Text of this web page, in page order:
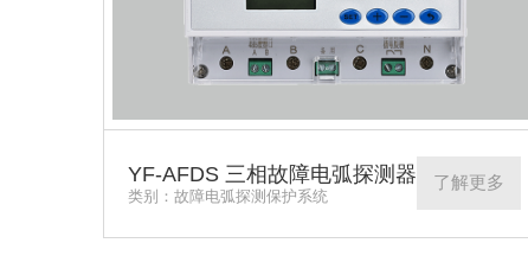
请输入产品关键词
YF-AFDS 三相故障电弧探测器
类别：故障电弧探测保护系统
了解更多